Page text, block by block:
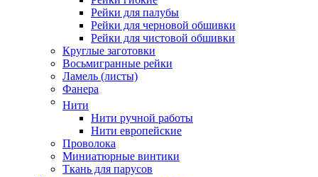
Рейки для палубы
Рейки для черновой обшивки
Рейки для чистовой обшивки
Круглые заготовки
Восьмигранные рейки
Ламель (листы)
Фанера
Нити
Нити ручной работы
Нити европейские
Проволока
Миниатюрные винтики
Ткань для парусов